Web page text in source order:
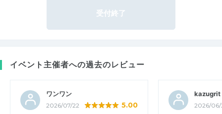
受付終了
イベント主催者への過去のレビュー
ワンワン
2026/07/22 5.00
kazugrit
2026/